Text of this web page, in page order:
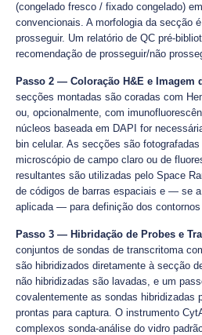
(congelado fresco / fixado congelado)
convencionais. A morfologia da secção
prosseguir. Um relatório de QC pré-
recomendação de prosseguir/não
Passo 2 — Coloração H&E e Imagem
secções montadas são coradas com
ou, opcionalmente, com
núcleos baseada em DAPI for
bin celular. As secções são
microscópio de campo claro ou de
resultantes são utilizadas pelo Space
de códigos de barras espaciais e — se
aplicada — para definição dos
Passo 3 — Hibridação de Probes e
conjuntos de sondas de transcritoma
são hibridizados diretamente à secção
não hibridizadas são lavadas, e um
covalentemente as sondas hibridizadas
prontas para captura. O instrumento
complexos sonda-análise do vidro